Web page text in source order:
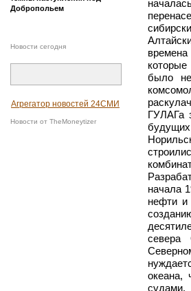
Добропольем
Новости сегодня
Агрегатор новостей 24СМИ
Новости от TheMoneytizer
было
ГУЛАГа
начала
нефти и
севера
океана,